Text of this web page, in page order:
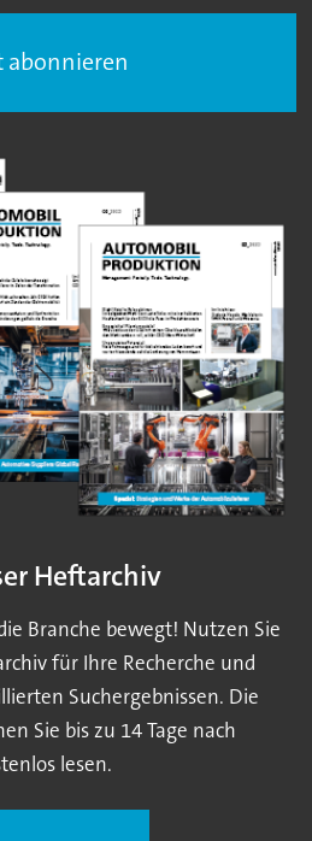
abonnieren
Heftarchiv
Branche bewegt! Nutzen Sie
für Ihre Recherche und
Suchergebnissen. Die
Sie bis zu 14 Tage nach
lesen.